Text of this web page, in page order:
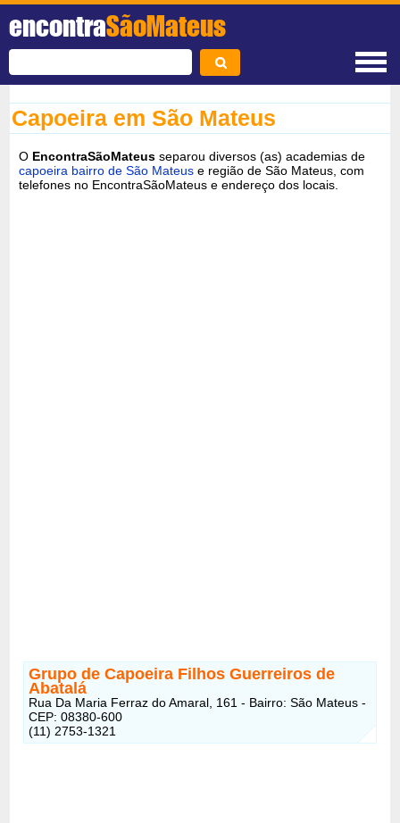
encontraSãoMateus
Capoeira em São Mateus
O EncontraSãoMateus separou diversos (as) academias de
capoeira bairro de São Mateus e região de São Mateus, com
telefones no EncontraSãoMateus e endereço dos locais.
Grupo de Capoeira Filhos Guerreiros de
Abatalá
Rua Da Maria Ferraz do Amaral, 161 - Bairro: São Mateus -
CEP: 08380-600
(11) 2753-1321